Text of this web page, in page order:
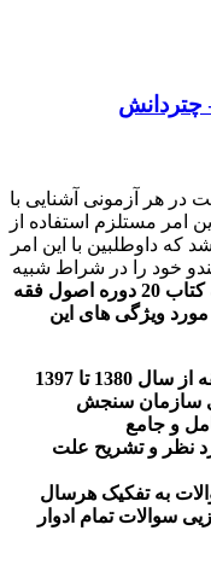
در هر آزمونی آشنایی با
مستلزم استفاده از
داوطلبین با این امر
خود را در شراط شبیه
جهت سهولت مراجعه به کتاب 20 دوره اصول فقه
مورد ویژگی های این
گرداوری 20 دوره سوالات اصول فقه از سال 1380 تا 1397
سازمان سنجش
و جامع
نظر و تشریح علت
به تفکیک هرسال
سوالات تمام ادوار